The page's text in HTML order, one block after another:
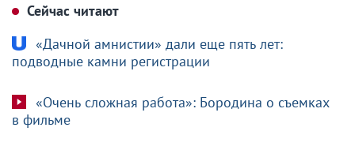
Сейчас читают
«Дачной амнистии» дали еще пять лет:
подводные камни регистрации
«Очень сложная работа»: Бородина о съемках
в фильме